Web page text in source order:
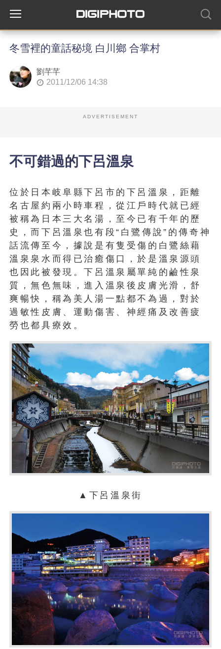
冬雪裡的童話秘境 白川鄉 合掌村
劉芊芊
2011/12/06 14:38
ADVERTISEMENT
不可錯過的下呂溫泉
位於日本岐阜縣下呂市的下呂溫泉，距離
名古屋約兩小時車程，從江戶時代就已經
被稱為日本三大名湯，至今已有千年的歷
史，而下呂溫泉也有段“白鷺傳說”的傳奇神
話流傳至今，據說是有隻受傷的白鷺絲藉
溫泉泉水而得已治癒傷口，於是溫泉源頭
也因此被發現。下呂溫泉屬單純的鹼性泉
質，無色無味，進入溫泉後皮膚光滑，舒
爽暢快，稱為美人湯一點都不為過，對於
過敏性皮膚、運動傷害、神經痛及改善疲
勞也都具療效。
▲下呂溫泉街